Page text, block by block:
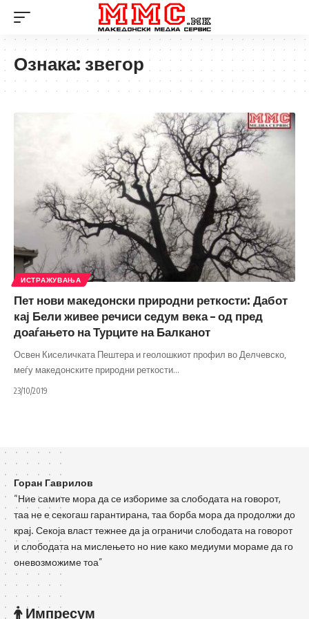
Ознака: звегор
ИСТРАЖУВАЊА
Пет нови македонски природни реткости: Дабот
кај Бели живее речиси седум века – од пред
доаѓањето на Турците на Балканот
Освен Киселичката Пештера и геолошкиот профил во Делчевско,
меѓу македонските природни реткости…
23/10/2019
Горан Гаврилов
“Ние самите мора да се избориме за слободата на говорот,
таа не е секогаш гарантирана, таа борба мора да продолжи до
крај. Секоја власт тежнее да ја ограничи слободата на говорот
и слободата на мислењето но ние како медиуми мораме да го
оневозможиме тоа”
Импресум